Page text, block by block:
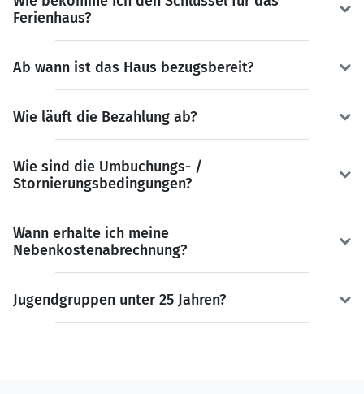
Ferienhaus?
Ab wann ist das Haus bezugsbereit?
Wie läuft die Bezahlung ab?
Wie sind die Umbuchungs- /
Stornierungsbedingungen?
Wann erhalte ich meine
Nebenkostenabrechnung?
Jugendgruppen unter 25 Jahren?